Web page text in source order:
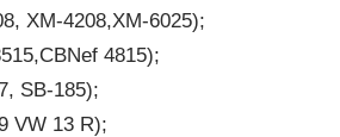
XM-4208,XM-6025);
4815);
SB-185);
VW 13 R);